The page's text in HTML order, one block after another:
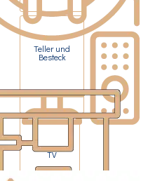
Teller und
Besteck
TV